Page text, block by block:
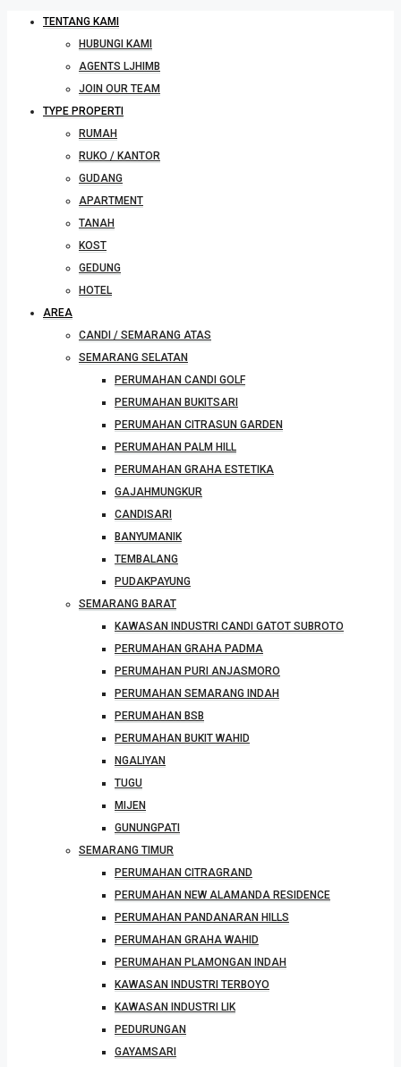
TENTANG KAMI
HUBUNGI KAMI
AGENTS LJHIMB
JOIN OUR TEAM
TYPE PROPERTI
RUMAH
RUKO / KANTOR
GUDANG
APARTMENT
TANAH
KOST
GEDUNG
HOTEL
AREA
CANDI / SEMARANG ATAS
SEMARANG SELATAN
PERUMAHAN CANDI GOLF
PERUMAHAN BUKITSARI
PERUMAHAN CITRASUN GARDEN
PERUMAHAN PALM HILL
PERUMAHAN GRAHA ESTETIKA
GAJAHMUNGKUR
CANDISARI
BANYUMANIK
TEMBALANG
PUDAKPAYUNG
SEMARANG BARAT
KAWASAN INDUSTRI CANDI GATOT SUBROTO
PERUMAHAN GRAHA PADMA
PERUMAHAN PURI ANJASMORO
PERUMAHAN SEMARANG INDAH
PERUMAHAN BSB
PERUMAHAN BUKIT WAHID
NGALIYAN
TUGU
MIJEN
GUNUNGPATI
SEMARANG TIMUR
PERUMAHAN CITRAGRAND
PERUMAHAN NEW ALAMANDA RESIDENCE
PERUMAHAN PANDANARAN HILLS
PERUMAHAN GRAHA WAHID
PERUMAHAN PLAMONGAN INDAH
KAWASAN INDUSTRI TERBOYO
KAWASAN INDUSTRI LIK
PEDURUNGAN
GAYAMSARI